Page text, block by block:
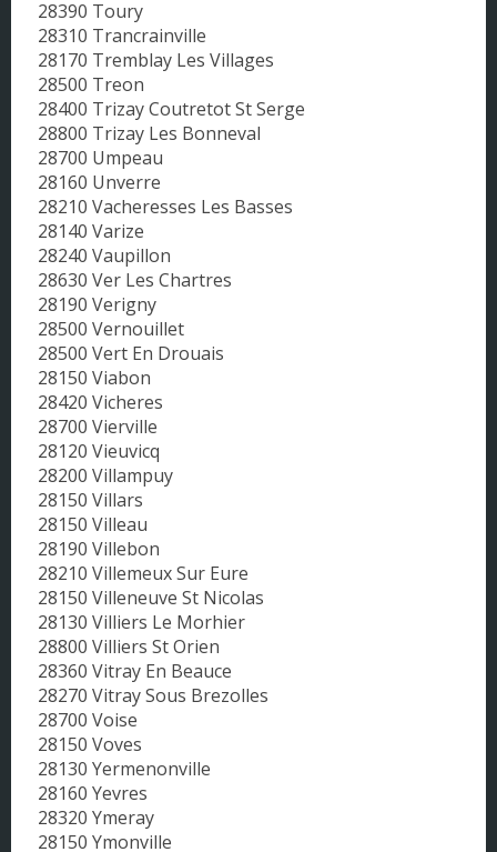
28390 Toury
28310 Trancrainville
28170 Tremblay Les Villages
28500 Treon
28400 Trizay Coutretot St Serge
28800 Trizay Les Bonneval
28700 Umpeau
28160 Unverre
28210 Vacheresses Les Basses
28140 Varize
28240 Vaupillon
28630 Ver Les Chartres
28190 Verigny
28500 Vernouillet
28500 Vert En Drouais
28150 Viabon
28420 Vicheres
28700 Vierville
28120 Vieuvicq
28200 Villampuy
28150 Villars
28150 Villeau
28190 Villebon
28210 Villemeux Sur Eure
28150 Villeneuve St Nicolas
28130 Villiers Le Morhier
28800 Villiers St Orien
28360 Vitray En Beauce
28270 Vitray Sous Brezolles
28700 Voise
28150 Voves
28130 Yermenonville
28160 Yevres
28320 Ymeray
28150 Ymonville